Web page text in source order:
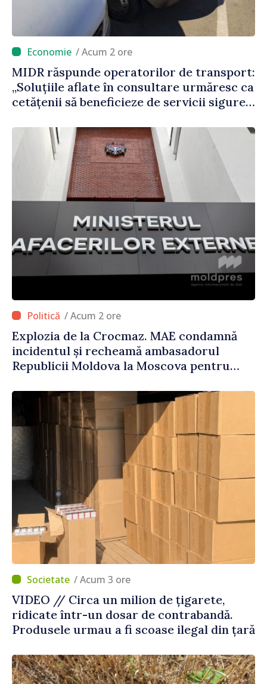
/ Acum 2 ore
MIDR răspunde operatorilor de transport:
„Soluțiile aflate în consultare urmăresc ca
cetățenii să beneficieze de servicii sigure,
/ Acum 2 ore
Explozia de la Crocmaz. MAE condamnă
incidentul și recheamă ambasadorul
Republicii Moldova la Moscova pentru
/ Acum 3 ore
VIDEO // Circa un milion de țigarete,
ridicate într-un dosar de contrabandă.
Produsele urmau a fi scoase ilegal din țară